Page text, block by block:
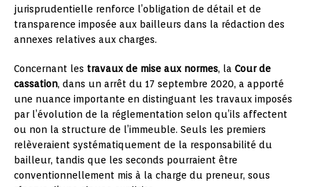
jurisprudentielle renforce l’obligation de détail et de
transparence imposée aux bailleurs dans la rédaction des
annexes relatives aux charges.
Concernant les travaux de mise aux normes, la Cour de
cassation, dans un arrêt du 17 septembre 2020, a apporté
une nuance importante en distinguant les travaux imposés
par l’évolution de la réglementation selon qu’ils affectent
ou non la structure de l’immeuble. Seuls les premiers
relèveraient systématiquement de la responsabilité du
bailleur, tandis que les seconds pourraient être
conventionnellement mis à la charge du preneur, sous